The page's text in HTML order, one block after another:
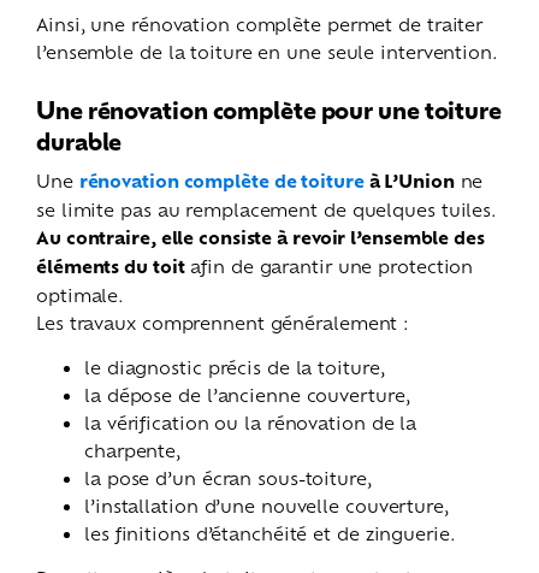
Ainsi, une rénovation complète permet de traiter
l’ensemble de la toiture en une seule intervention.
Une rénovation complète pour une toiture
durable
Une rénovation complète de toitureà L’Unionne
se limite pas au remplacement de quelques tuiles.
Au contraire, elle consiste à revoir l’ensemble des
éléments du toitafin de garantir une protection
optimale.
Les travaux comprennent généralement :
le diagnostic précis de la toiture,
la dépose de l’ancienne couverture,
la vérification ou la rénovation de la
charpente,
la pose d’un écran sous-toiture,
l’installation d’une nouvelle couverture,
les finitions d’étanchéité et de zinguerie.